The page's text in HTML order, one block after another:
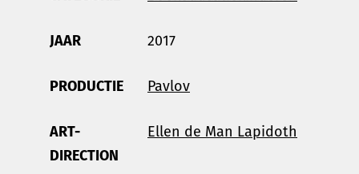
JAAR 2017
PRODUCTIE Pavlov
ART-
DIRECTION
Ellen de Man Lapidoth